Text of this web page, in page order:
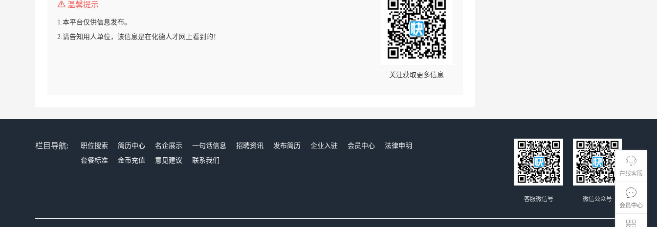
在线客服
会员中心
温馨提示
1.本平台仅供信息发布。
2.请告知用人单位，该信息是在化德人才网上看到的！
关注获取更多信息
栏目导航: 职位搜索 简历中心 名企展示 一句话信息 招聘资讯 发布简历 企业入驻 会员中心
法律申明
套餐标准
金币充值 意见建议 联系我们
微信公众号
客服微信号